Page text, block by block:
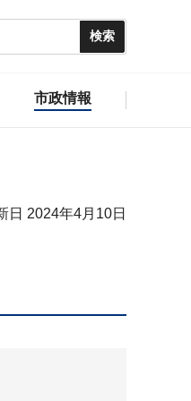
市政情報
日 2024年4月10日